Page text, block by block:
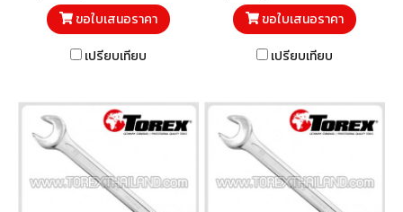
3113 และวัสดุโครมวานาเดียม
ขอใบเสนอราคา
เปรียบเทียบ
3113 และวัสดุโครมวานาเดียม
ขอใบเสนอราคา
เปรียบเทียบ